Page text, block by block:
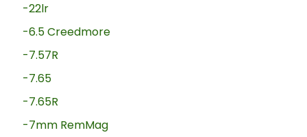
-22lr
-6.5 Creedmore
-7.57R
-7.65
-7.65R
-7mm RemMag